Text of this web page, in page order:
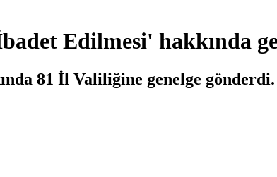
Edilmesi' hakkında
81 İl Valiliğine genelge gönderdi.